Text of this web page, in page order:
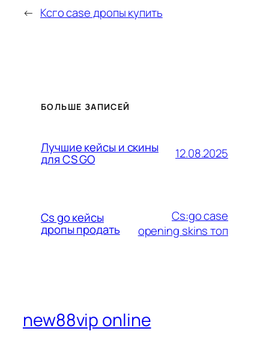
← Ксго case дропы купить
БОЛЬШЕ ЗАПИСЕЙ
Лучшие кейсы и скины
для CS GO 12.08.2025
Cs go кейсы
дропы продать
Cs:go case
opening skins топ
new88vip online